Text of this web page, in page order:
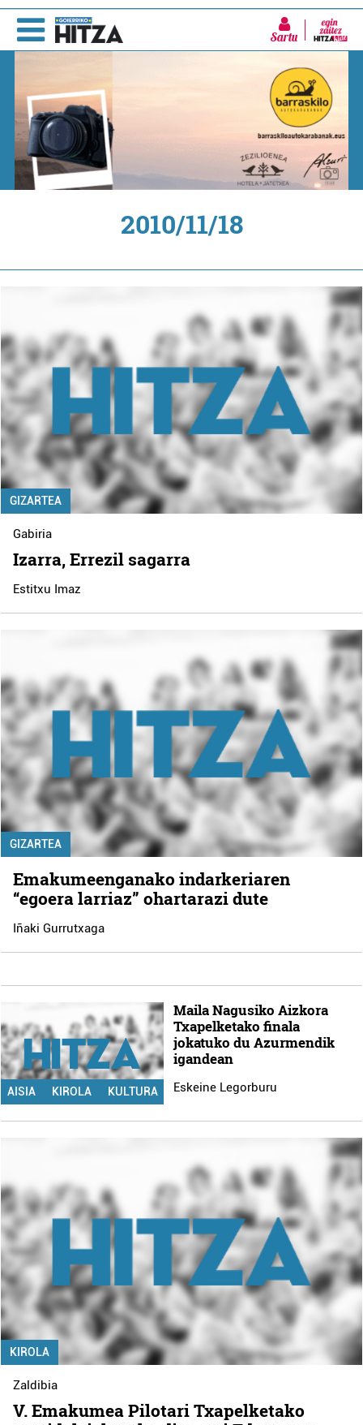
Sartu
2010/11/18
GIZARTEA
Gabiria
Izarra, Errezil sagarra
Estitxu Imaz
GIZARTEA
Emakumeenganako indarkeriaren
“egoera larriaz” ohartarazi dute
Iñaki Gurrutxaga
AISIA KIROLA KULTURA
Maila Nagusiko Aizkora
Txapelketako finala
jokatuko du Azurmendik
igandean
Eskeine Legorburu
KIROLA
Zaldibia
V. Emakumea Pilotari Txapelketako